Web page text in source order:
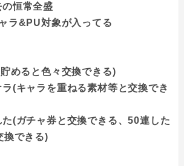
恒常全盛
ラ&PU対象が入ってる
めると色々交換できる)
(キャラを重ねる素材等と交換でき
(ガチャ券と交換できる、50連した
換できる)